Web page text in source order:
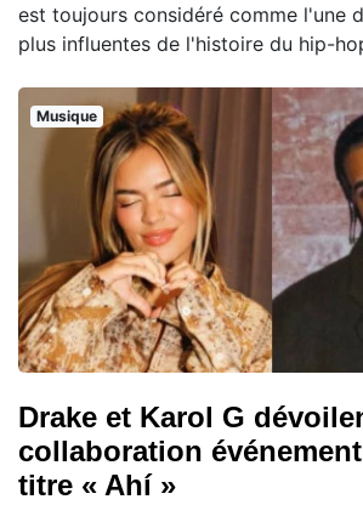
est toujours considéré comme l'une
plus influentes de l'histoire du hip-
Musique
Drake et Karol G
collaboration
titre « Ahí »